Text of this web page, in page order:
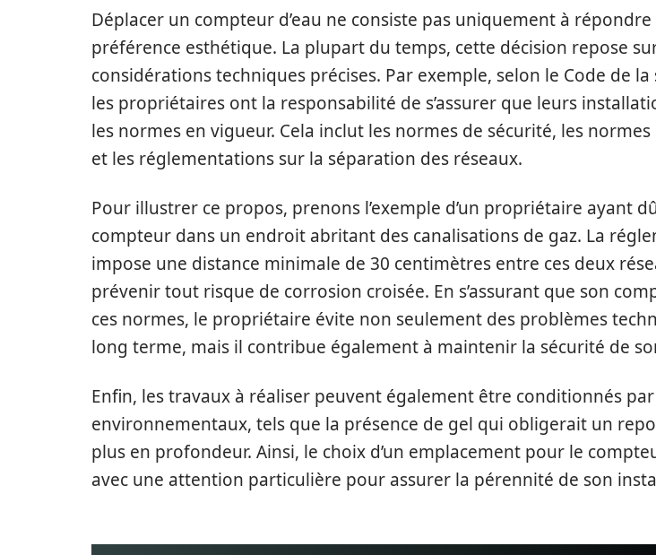
Déplacer un compteur d’eau ne consiste pas uniquement à répondre
préférence esthétique. La plupart du temps, cette décision repose
considérations techniques précises. Par exemple, selon le Code de
les propriétaires ont la responsabilité de s’assurer que leurs
les normes en vigueur. Cela inclut les normes de sécurité, les normes
et les réglementations sur la séparation des réseaux.
Pour illustrer ce propos, prenons l’exemple d’un propriétaire ayant
compteur dans un endroit abritant des canalisations de gaz. La
impose une distance minimale de 30 centimètres entre ces deux
prévenir tout risque de corrosion croisée. En s’assurant que son
ces normes, le propriétaire évite non seulement des problèmes
long terme, mais il contribue également à maintenir la sécurité de
Enfin, les travaux à réaliser peuvent également être conditionnés
environnementaux, tels que la présence de gel qui obligerait un
plus en profondeur. Ainsi, le choix d’un emplacement pour le
avec une attention particulière pour assurer la pérennité de son